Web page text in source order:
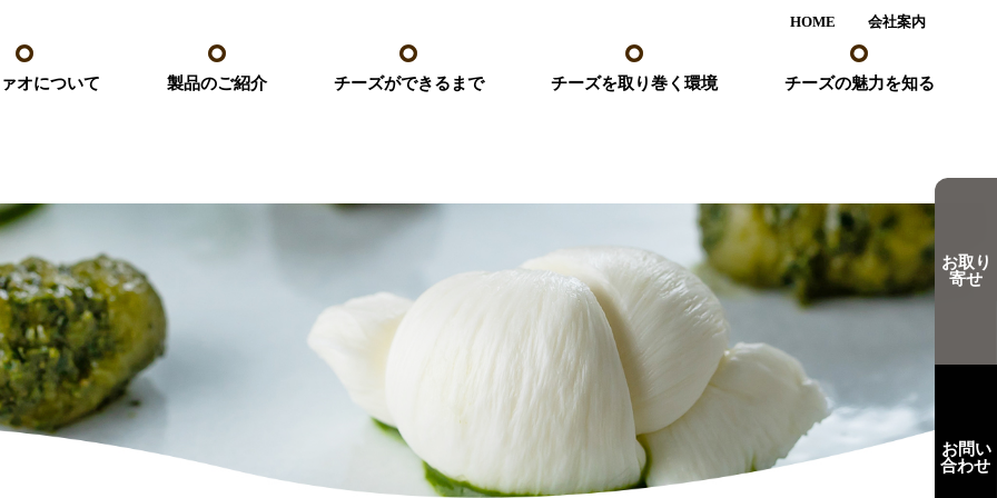
HOME 会社案内
お取り
寄せ
お問い
合わせ
オについて 製品のご紹介 チーズができるまで チーズを取り巻く環境 チーズの魅力を知る